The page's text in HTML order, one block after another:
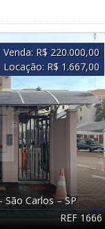
REF 1666
São Carlos–SP
Venda: R$ 220.000,00
Locação: R$ 1.667,00